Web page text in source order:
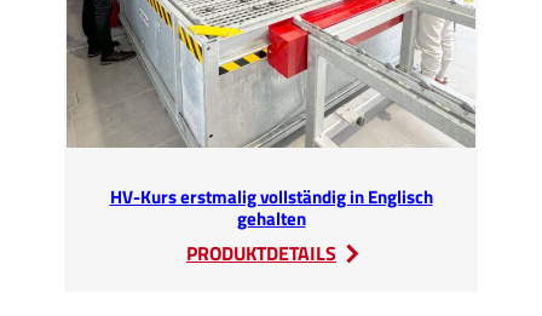
HV-Kurs erstmalig vollständig in Englisch
gehalten
PRODUKTDETAILS
: